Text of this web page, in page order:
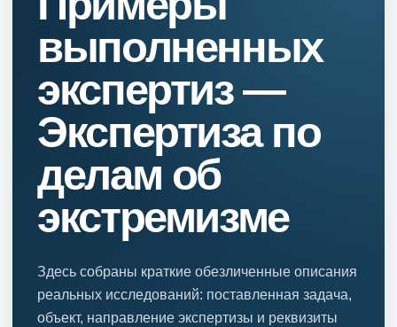
выполненных
экспертиз —
Экспертиза по
делам об
экстремизме
Здесь собраны краткие обезличенные описания
реальных исследований: поставленная задача,
объект, направление экспертизы и реквизиты